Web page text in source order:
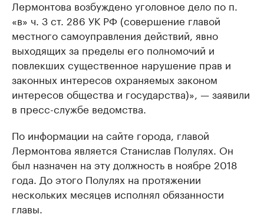
Лермонтова возбуждено уголовное дело по п.
«в» ч. 3 ст. 286 УК РФ (совершение главой
местного самоуправления действий, явно
выходящих за пределы его полномочий и
повлекших существенное нарушение прав и
законных интересов охраняемых законом
интересов общества и государства)», — заявили
в пресс-службе ведомства.
По информации на сайте города, главой
Лермонтова является Станислав Полулях. Он
был назначен на эту должность в ноябре 2018
года. До этого Полулях на протяжении
нескольких месяцев исполнял обязанности
главы.